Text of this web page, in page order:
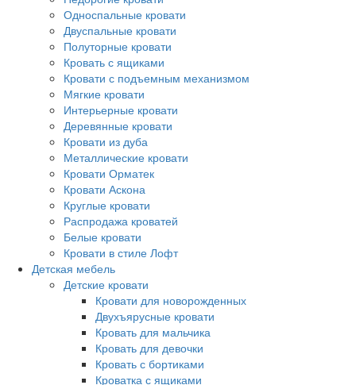
Односпальные кровати
Двуспальные кровати
Полуторные кровати
Кровать с ящиками
Кровати с подъемным механизмом
Мягкие кровати
Интерьерные кровати
Деревянные кровати
Кровати из дуба
Металлические кровати
Кровати Орматек
Кровати Аскона
Круглые кровати
Распродажа кроватей
Белые кровати
Кровати в стиле Лофт
Детская мебель
Детские кровати
Кровати для новорожденных
Двухъярусные кровати
Кровать для мальчика
Кровать для девочки
Кровать с бортиками
Кроватка с ящиками